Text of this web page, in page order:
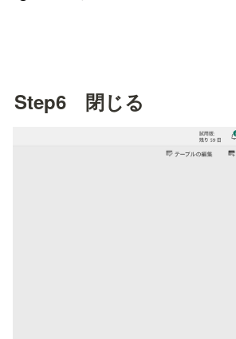
Step6　閉じる